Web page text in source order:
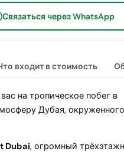
входит в стоимость
на тропическое побег в
Дубая, окруженного
Dubai, огромный
Связаться через WhatsApp